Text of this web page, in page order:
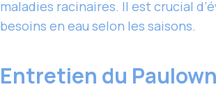
maladies racinaires. Il est crucial
besoins en eau selon les saisons.
Entretien du